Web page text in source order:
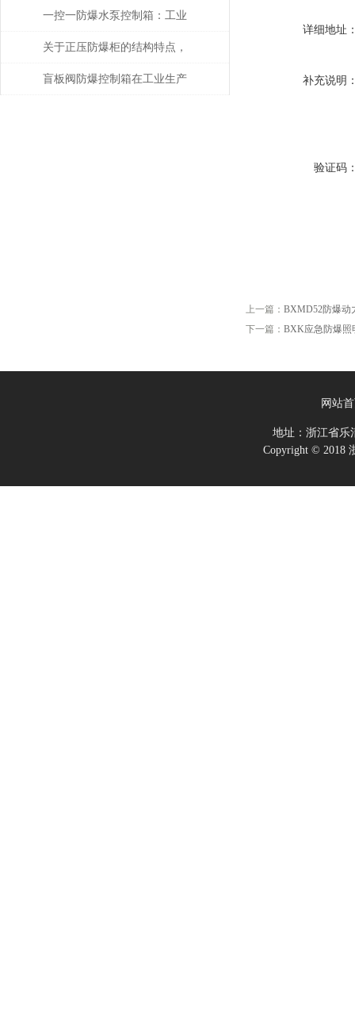
详细地址
补充说明
验证码
上一篇： BXMD52防爆动
下一篇： BXK应急防爆照
一控一防爆水泵控制箱：工业
安全的智能守护者
关于正压防爆柜的结构特点，
你了解多少呢？
盲板阀防爆控制箱在工业生产
网站
地址：浙江省
Copyright © 2018